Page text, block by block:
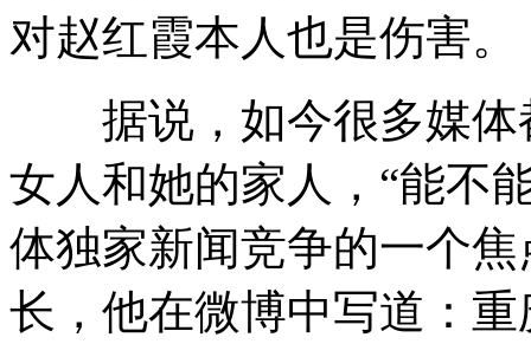
对赵红霞本人也是伤害。
据说，如今很多媒体
女人和她的家人，“能不
体独家新闻竞争的一个
长，他在微博中写道：